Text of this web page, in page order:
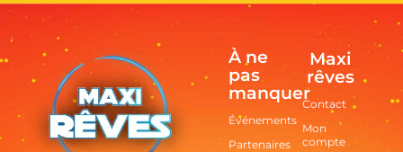
À ne
pas
manquer
Événements
Partenaires
Maxi
rêves
Contact
Mon
compte